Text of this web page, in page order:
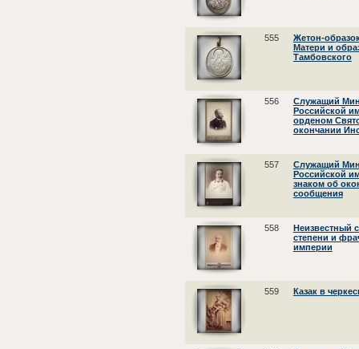
555
Жетон-
Матери и
Тамбовского
556
Служащий
Российской
орденом
окончании
557
Служащий
Российской
знаком об
сообщения
558
Неизвестный
степени и
империи
559 Казак в